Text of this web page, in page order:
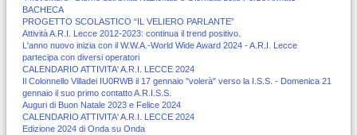
BACHECA
PROGETTO SCOLASTICO “IL VELIERO PARLANTE”
Attività A.R.I. Lecce 2012-2023: continua il trend positivo.
L'anno nuovo inizia con il W.W.A.-World Wide Award 2024 - A.R.I. Lecce
partecipa con diversi operatori
CALENDARIO ATTIVITA' A.R.I. LECCE 2024
Il Colonnello Villadei IU0RWB il 17 gennaio "volerà" verso la I.S.S. - Domenica 21
gennaio il suo primo contatto A.R.I.S.S.
Auguri di Buon Natale 2023 e Felice 2024
CALENDARIO ATTIVITA' A.R.I. LECCE 2024
Edizione 2024 di Onda su Onda